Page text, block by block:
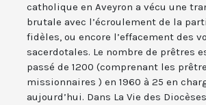
catholique en Aveyron a vécu une
brutale avec l’écroulement de la
fidèles, ou encore l’effacement des
sacerdotales. Le nombre de prêtres
passé de 1200 (comprenant les
missionnaires ) en 1960 à 25 en
aujourd’hui. Dans La Vie des